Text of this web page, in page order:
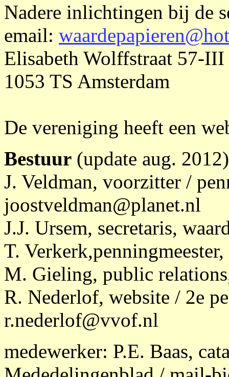
Nadere inlichtingen bij de
email:
Elisabeth Wolffstraat 57-III
1053 TS Amsterdam
De vereniging heeft een
Bestuur (update aug.
J. Veldman, voorzitter /
joostveldman@planet.nl
J.J. Ursem, secretaris,
T. Verkerk,penningmeester,
M. Gieling, public
R. Nederlof, website / 2e
r.nederlof@vvof.nl
medewerker: P.E. Baas,